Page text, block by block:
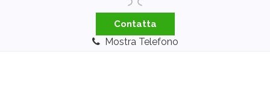
Contatta
Mostra Telefono